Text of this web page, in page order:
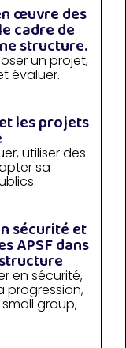
œuvre des
cadre de
structure.
un projet,
évaluer.
les projets
utiliser des
sa
sécurité et
APSF dans
en sécurité,
progression,
group,